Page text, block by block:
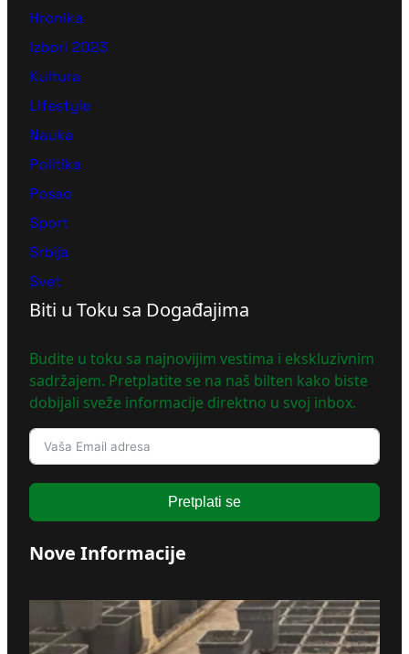
Hronika
Izbori 2023
Kultura
Lifestyle
Nauka
Politika
Posao
Sport
Srbija
Svet
Biti u Toku sa Događajima
Budite u toku sa najnovijim vestima i ekskluzivnim
sadržajem. Pretplatite se na naš bilten kako biste
dobijali sveže informacije direktno u svoj inbox.
Pretplati se
Nove Informacije